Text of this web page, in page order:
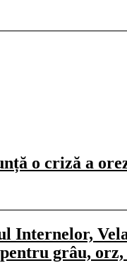
o criză a
Internelor,
grâu, orz,